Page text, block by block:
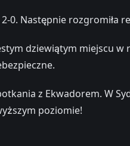
0. Następnie
dziewiątym miejscu
z Ekwadorem. W
poziomie!